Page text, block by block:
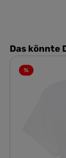
Das könnte
%